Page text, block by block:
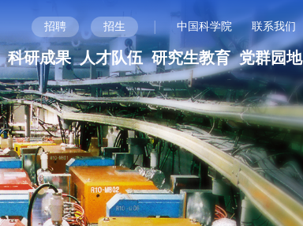
招聘 招生 | 中国科学院 联系我们
科研成果 人才队伍 研究生教育 党群园地